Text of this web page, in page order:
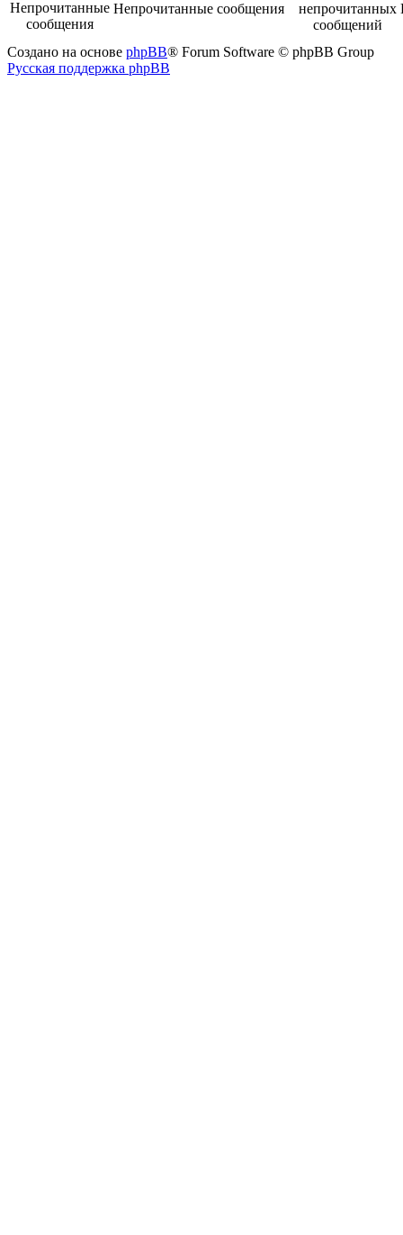
Непрочитанные сообщения
Создано на основе phpBB® Forum Software © phpBB Group
Русская поддержка phpBB